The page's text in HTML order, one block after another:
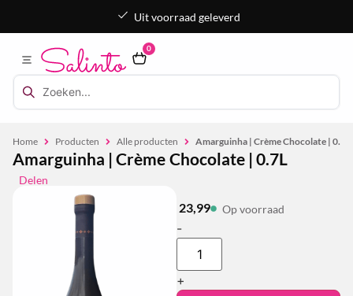
Uit voorraad geleverd
0
Home Producten Alle producten Amarguinha | Crème Chocolate | 0.7L
Amarguinha | Crème Chocolate | 0.7L
Delen
23,99 Op voorraad
-
+